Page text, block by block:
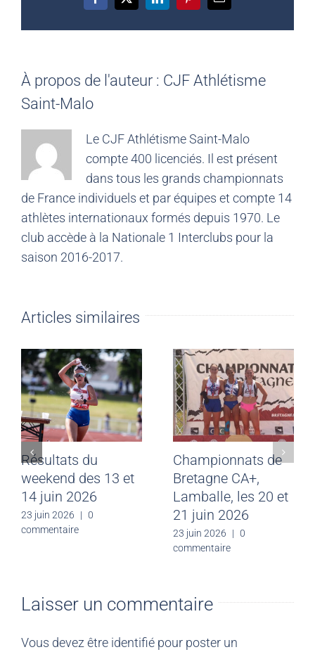
Facebook
X LinkedInPinterestEmail
À propos de l'auteur : CJF Athlétisme
Saint-Malo
Le CJF Athlétisme Saint-Malo
compte 400 licenciés. Il est présent
dans tous les grands championnats
de France individuels et par équipes et compte 14
athlètes internationaux formés depuis 1970. Le
club accède à la Nationale 1 Interclubs pour la
saison 2016-2017.
Articles similaires
Meeting CJF Saint-
Malo du 28 juin
2026
30 juin 2026 | 0
commentaire
Résultats du
weekend des 13 et
14 juin 2026
23 juin 2026 |
0
commentaire
commentaire.